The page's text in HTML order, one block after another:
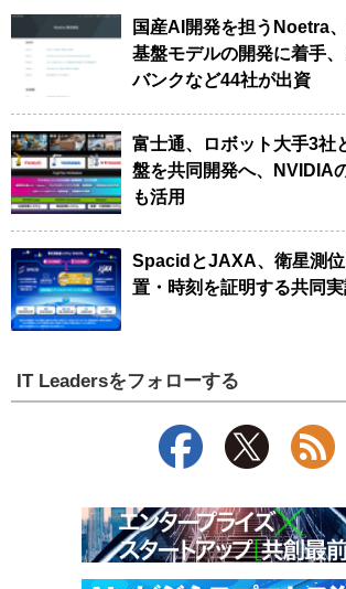
国産AI開発を担うNoetra
基盤モデルの開発に着手
バンクなど44社が出資
富士通、ロボット大手3社
盤を共同開発へ、NVIDIA
も活用
SpacidとJAXA、衛星測
置・時刻を証明する共同
IT Leadersをフォローする